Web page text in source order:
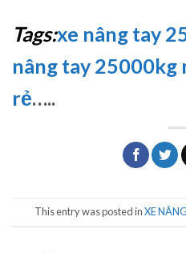
Tags:xe nâng tay
nâng tay 25000kg
rẻ…..
This entry was posted inXE